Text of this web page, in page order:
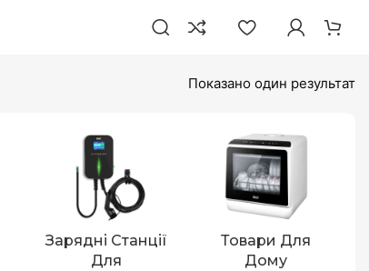
Показано один результат
Зарядні Станції
Для
Товари Для
Дому